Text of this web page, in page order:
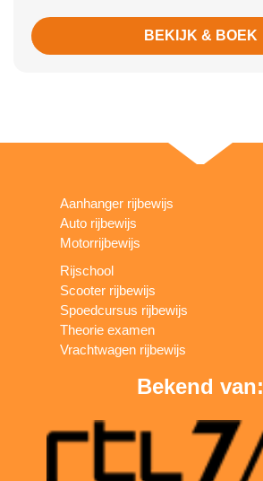
BEKIJK & BOEK
Aanhanger rijbewijs
Auto rijbewijs
Motorrijbewijs
Rijschool
Scooter rijbewijs
Spoedcursus rijbewijs
Theorie examen
Vrachtwagen rijbewijs
Bekend van: